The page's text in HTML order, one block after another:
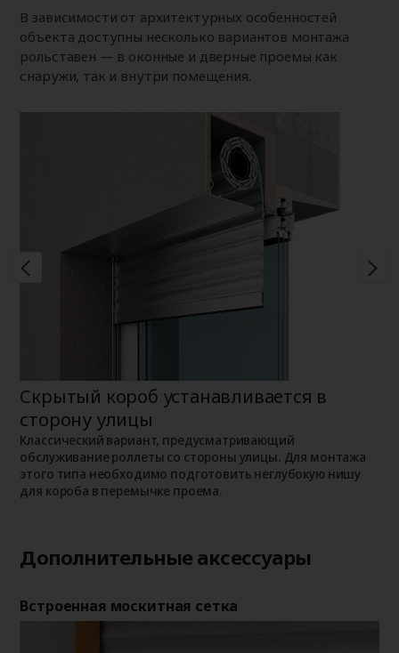
В зависимости от архитектурных особенностей
объекта доступны несколько вариантов монтажа
рольставен — в оконные и дверные проемы как
снаружи, так и внутри помещения.
Скрытый короб устанавливается в
сторону улицы
Классический вариант, предусматривающий
обслуживание роллеты со стороны улицы. Для монтажа
этого типа необходимо подготовить неглубокую нишу
для короба в перемычке проема.
Дополнительные аксессуары
Встроенная москитная сетка